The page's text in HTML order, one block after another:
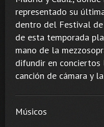
representado su
dentro del Festival
de esta temporada
mano de la
difundir en conciertos
canción de cámara y
Músicos